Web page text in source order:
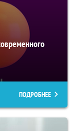
ПОДРОБНЕЕ